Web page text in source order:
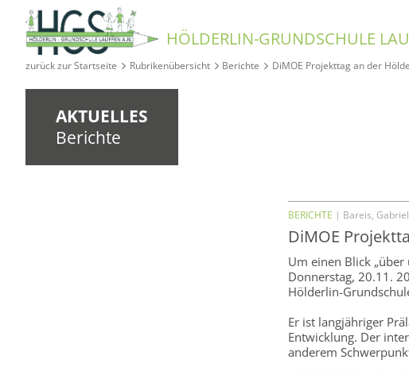
HÖLDERLIN-GRUNDSCHULE
zurück zur Startseite Rubrikenübersicht Berichte DiMOE Projekttag an der
AKTUELLES
Berichte
BERICHTE | Bareis,
DiMOE
Um einen Blick
Donnerstag, 20.11.
Hölderlin-
Er ist langjähriger
Entwicklung. Der
anderem